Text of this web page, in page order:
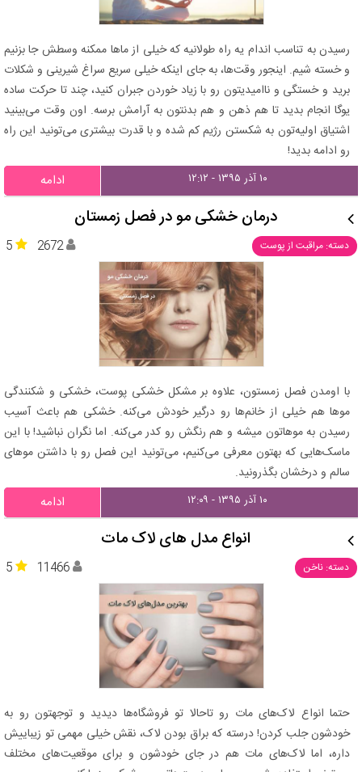
رسیدن به تناسب اندام یه راه طولانیه که خیلی از ماها ممکنه وسطش جا بزنیم
و خسته شیم. اینجور وقت‌ها، به جای اینکه خیلی سریع سراغ شیرینی و شکلات
برید و خستگی و ناامیدیتون رو با زیاد خوردن جبران کنید، چند تا حرکت ساده
یوگا انجام بدید تا هم ذهن و هم بدنتون به آرامش برسه. اون وقت می‌بینید
اشتیاق اولیه‌تون به شکستن رژیم کم شده و با قدرت بیشتری می‌تونید این راه
رو ادامه بدید!
۱۰ آذر ۱۳۹۵ - ۱۲:۱۲ ادامه
درمان خشکی مو در فصل زمستان
دسته: مراقبت از پوست 5 2672
با اومدن فصل زمستون، علاوه بر مشکل خشکی پوست، خشکی و شکنندگی
موها هم خیلی از خانم‌ها رو درگیر خودش می‌کنه. خشکی هم باعث آسیب
رسیدن به موهاتون میشه و هم رنگش رو کدر می‌کنه. اما نگران نباشید! با این
ماسک‌هایی که بهتون معرفی می‌کنیم، می‌تونید این فصل رو با داشتن موهای
سالم و درخشان بگذرونید.
۱۰ آذر ۱۳۹۵ - ۱۲:۰۹ ادامه
انواع مدل های لاک مات
دسته: ناخن 5 11466
حتما انواع لاک‌های مات رو تاحالا تو فروشگاه‌ها دیدید و توجهتون رو به
خودشون جلب کردن! درسته که براق بودن لاک، نقش خیلی مهمی تو زیباییش
داره، اما لاک‌های مات هم در جای خودشون و برای موقعیت‌های مختلف